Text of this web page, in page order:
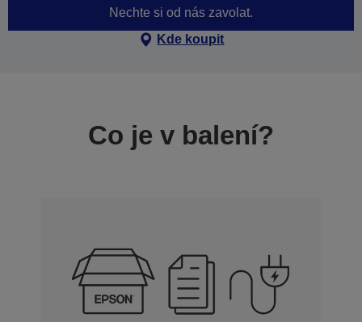
Nechte si od nás zavolat.
Kde koupit
Co je v balení?